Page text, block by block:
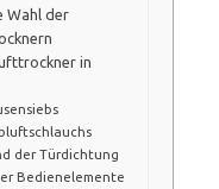
Wahl der
in
der Türdichtung
Bedienelemente